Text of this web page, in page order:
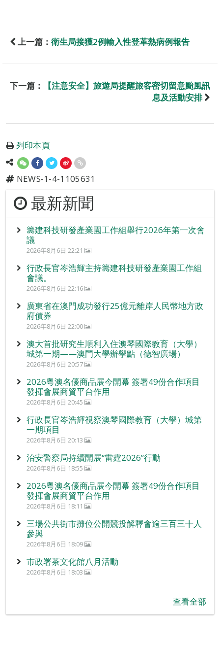
上一篇： 衛生局接獲2例輸入性登革熱病例報告
下一篇：
【注意安全】旅遊局提醒旅客密切留意颱風訊
息及活動安排
列印本頁
NEWS-1-4-1105631
最新新聞
籌建科技研發產業園工作組舉行2026年第一次會
議
2026年8月6日 22:21
行政長官岑浩輝主持籌建科技研發產業園工作組
會議。
2026年8月6日 22:16
廣東省在澳門成功發行25億元離岸人民幣地方政
府債券
2026年8月6日 22:00
澳大首批研究生順利入住澳琴國際教育（大學）
城第一期——澳門大學辦學點（德智廣場）
2026年8月6日 20:57
2026粵澳名優商品展今開幕 簽署49份合作項目
發揮會展商貿平台作用
2026年8月6日 20:45
行政長官岑浩輝視察澳琴國際教育（大學）城第
一期項目
2026年8月6日 20:13
治安警察局持續開展“雷霆2026”行動
2026年8月6日 18:55
2026粵澳名優商品展今開幕 簽署49份合作項目
發揮會展商貿平台作用
2026年8月6日 18:11
三場公共街市攤位公開競投解釋會逾三百三十人
參與
2026年8月6日 18:09
市政署茶文化館八月活動
2026年8月6日 18:03
查看全部